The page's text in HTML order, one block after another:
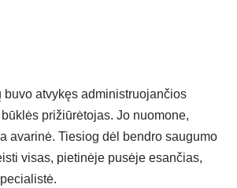
buvo atvykęs administruojančios
prižiūrėtojas. Jo nuomone,
avarinė. Tiesiog dėl bendro saugumo
visas, pietinėje pusėje esančias,